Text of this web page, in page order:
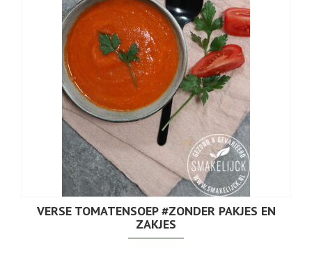
VERSE TOMATENSOEP #ZONDER PAKJES EN
ZAKJES